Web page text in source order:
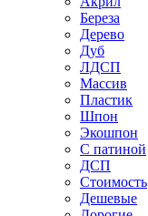
Береза
Дерево
Дуб
ЛДСП
Массив
Пластик
Шпон
Экошпон
С патиной
ДСП
Стоимость
Дешевые